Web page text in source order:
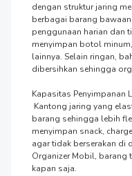
dengan struktur jaring
berbagai barang
penggunaan harian dan
menyimpan botol
lainnya. Selain ringan,
dibersihkan sehingga
Kapasitas Penyimpanan
barang sehingga lebih
menyimpan snack,
agar tidak berserakan di
Organizer Mobil, barang
kapan saja.